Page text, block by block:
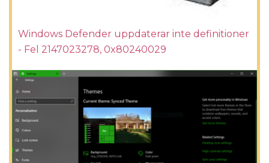
Windows Defender uppdaterar inte definitioner
- Fel 2147023278, 0x80240029